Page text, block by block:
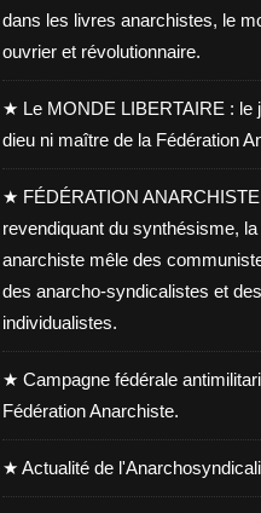
dans les livres anarchistes, le
ouvrier et révolutionnaire.
★ Le MONDE LIBERTAIRE : le
dieu ni maître de la Fédération
★ FÉDÉRATION
revendiquant du synthésisme,
anarchiste mêle des
des anarcho-syndicalistes et des
individualistes.
★ Campagne fédérale
Fédération Anarchiste.
★ Actualité de